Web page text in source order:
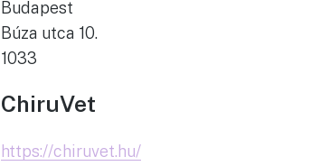
Budapest
Búza utca 10.
1033
ChiruVet
https://chiruvet.hu/